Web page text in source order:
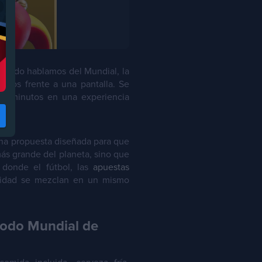
hablamos del Mundial, la
frente a una pantalla. Se
minutos en una experiencia
propuesta diseñada para que
grande del planeta, sino que
donde el fútbol, las apuestas
se mezclan en un mismo
Mundial de